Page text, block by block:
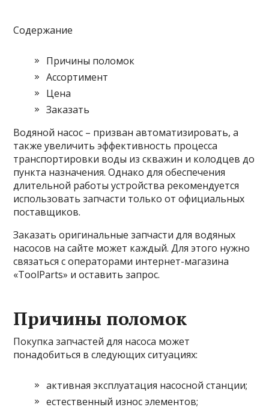
Содержание
Причины поломок
Ассортимент
Цена
Заказать
Водяной насос – призван автоматизировать, а
также увеличить эффективность процесса
транспортировки воды из скважин и колодцев до
пункта назначения. Однако для обеспечения
длительной работы устройства рекомендуется
использовать запчасти только от официальных
поставщиков.
Заказать оригинальные запчасти для водяных
насосов на сайте может каждый. Для этого нужно
связаться с операторами интернет-магазина
«ToolParts» и оставить запрос.
Причины поломок
Покупка запчастей для насоса может
понадобиться в следующих ситуациях:
активная эксплуатация насосной станции;
естественный износ элементов;